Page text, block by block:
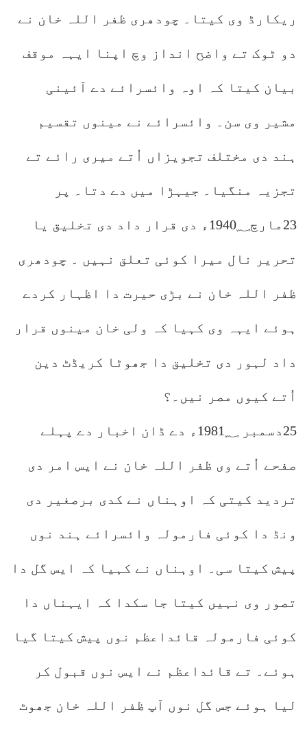
ریکارڈ وی کیتا۔ چودھری ظفر اللہ خان نے
دو ٹوک تے واضح انداز وچ اپنا ایہہ موقف
بیان کیتا کہ اوہ وائسرائے دے آئینی
مشیر وی سن۔ وائسرائے نے مینوں تقسیم
ہند دی مختلف تجویزاں اُتے میری رائے تے
تجزیہ منگیا۔ جیہڑا میں دے دتا۔ پر
23مارچ1940؁ء دی قرار داد دی تخلیق یا
تحریر نال میرا کوئی تعلق نہیں ۔ چودھری
ظفر اللہ خان نے بڑی حیرت دا اظہار کردے
ہوئے ایہہ وی کہیا کہ ولی خان مینوں قرار
داد لہور دی تخلیق دا جھوٹا کریڈٹ دین
اُتے کیوں مصر نیں۔؟
25دسمبر 1981؁ء دے ڈان اخبار دے پہلے
صفحے اُتے وی ظفر اللہ خان نے ایس امر دی
تردید کیتی کہ اوہناں نے کدی برصغیر دی
ونڈ دا کوئی فارمولہ وائسرائے ہند نوں
پیش کیتا سی۔ اوہناں نے کہیا کہ ایس گل دا
تصور وی نہیں کیتا جا سکدا کہ ایہناں دا
کوئی فارمولہ قائداعظم نوں پیش کیتا گیا
ہوئے۔ تے قائداعظم نے ایس نوں قبول کر
لیا ہوئے جس گل نوں آپ ظفر اللہ خان جھوٹ